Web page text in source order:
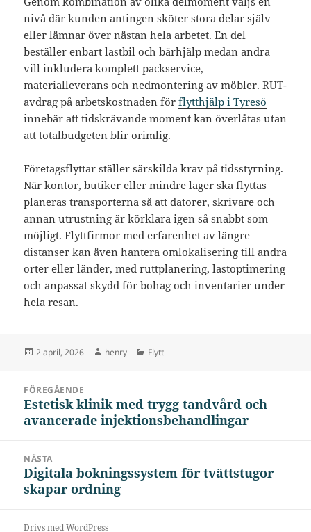
nivå där kunden antingen sköter stora delar själv
eller lämnar över nästan hela arbetet. En del
beställer enbart lastbil och bärhjälp medan andra
vill inkludera komplett packservice,
materialleverans och nedmontering av möbler. RUT-
avdrag på arbetskostnaden förflytthjälp i Tyresö
innebär att tidskrävande moment kan överlåtas utan
att totalbudgeten blir orimlig.
Företagsflyttar ställer särskilda krav på tidsstyrning.
När kontor, butiker eller mindre lager ska flyttas
planeras transporterna så att datorer, skrivare och
annan utrustning är körklara igen så snabbt som
möjligt. Flyttfirmor med erfarenhet av längre
distanser kan även hantera omlokalisering till andra
orter eller länder, med ruttplanering, lastoptimering
och anpassat skydd för bohag och inventarier under
hela resan.
Postat
2 april, 2026 Författare
henry Kategorier
Flytt
FÖREGÅENDE
Föregående
inlägg:
Estetisk klinik med trygg tandvård och
avancerade injektionsbehandlingar
NÄSTA
Nästa
inlägg:
Digitala bokningssystem för tvättstugor
skapar ordning
Drivs med WordPress